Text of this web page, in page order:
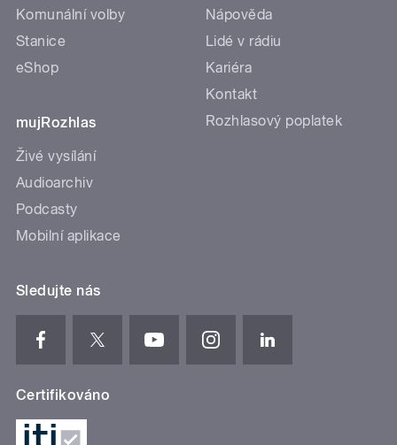
Komunální volby
Stanice
eShop
mujRozhlas
Živé vysílání
Audioarchiv
Podcasty
Mobilní aplikace
Nápověda
Lidé v rádiu
Kariéra
Kontakt
Rozhlasový poplatek
Sledujte nás
Certifikováno